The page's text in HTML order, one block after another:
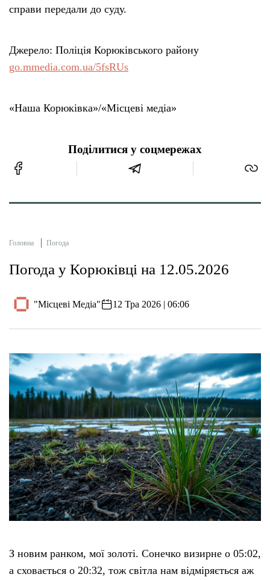
справи передали до суду.
Джерело: Поліція Корюківського району
go.mmedia.com.ua/5fsRUs
«Наша Корюківка»/«Місцеві медіа»
Поділитися у соцмережах
Головна Погода
Погода у Корюківці на 12.05.2026
"Місцеві Медіа" 12 Тра 2026 | 06:06
З новим ранком, мої золоті. Сонечко визирне о 05:02,
а сховається о 20:32, тож світла нам відміряється аж